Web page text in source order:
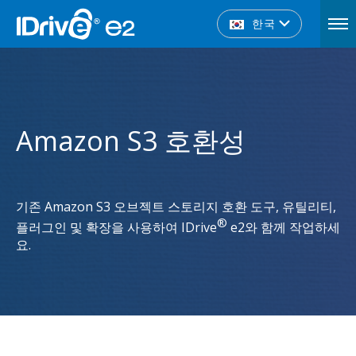
한국
Amazon S3 호환성
기존 Amazon S3 오브젝트 스토리지 호환 도구, 유틸리티,
플러그인 및 확장을 사용하여 IDrive® e2와 함께 작업하세
요.